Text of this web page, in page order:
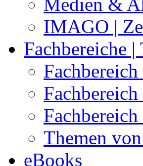
IMAGO |
Fachbereiche |
Themen
eBooks